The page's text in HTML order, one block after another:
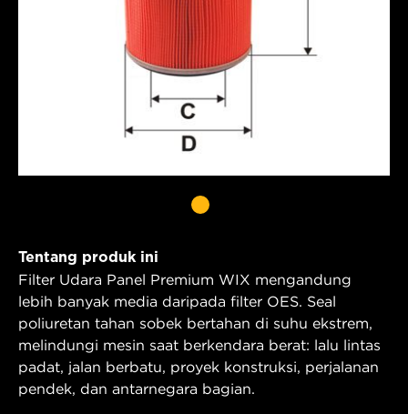
Tentang produk ini
Filter Udara Panel Premium WIX mengandung
lebih banyak media daripada filter OES. Seal
poliuretan tahan sobek bertahan di suhu ekstrem,
melindungi mesin saat berkendara berat: lalu lintas
padat, jalan berbatu, proyek konstruksi, perjalanan
pendek, dan antarnegara bagian.